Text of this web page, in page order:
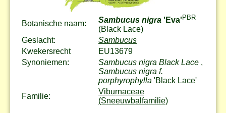
Botanische naam: Sambucus nigra 'Eva'PBR
(Black Lace)
Geslacht:
Sambucus
Kwekersrecht
EU13679
Synoniemen:
Sambucus nigra Black Lace ,
Sambucus nigra f.
porphyrophylla 'Black Lace'
Familie:
Viburnaceae
(Sneeuwbalfamilie)